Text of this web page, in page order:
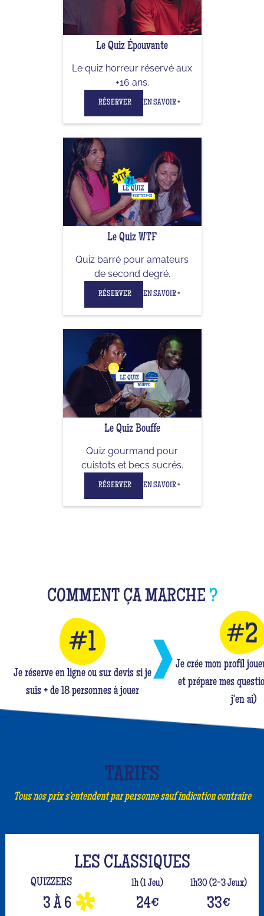
Le Quiz Épouvante
Le quiz horreur réservé aux
+16 ans.
RÉSERVER EN SAVOIR +
Le Quiz WTF
Quiz barré pour amateurs
de second degré.
RÉSERVER EN SAVOIR +
Le Quiz Bouffe
Quiz gourmand pour
cuistots et becs sucrés.
RÉSERVER EN SAVOIR +
COMMENT ÇA MARCHE ?
Je réserve en ligne ou sur devis si je
suis + de 18 personnes à jouer
Je crée mon profil
et prépare mes
j'en ai)
TARIFS
Tous nos prix s’entendent par personne sauf indication contraire
LES CLASSIQUES
QUIZZERS 1h (1 Jeu) 1h30 (2-3 Jeux)
3 À 6 24€ 33€